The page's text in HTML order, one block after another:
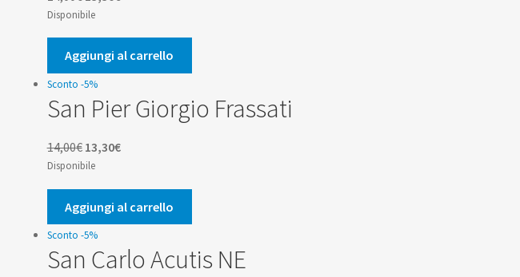
prezzo
originale
era:
14,00€.
attuale
è:
13,30€.
Disponibile
Aggiungi al carrello
Sconto -5%
San Pier Giorgio Frassati
14,00€ Il
prezzo
originale
era:
14,00€.
13,30€Il
attuale
è:
13,30€.
Disponibile
Aggiungi al carrello
Sconto -5%
San Carlo Acutis NE